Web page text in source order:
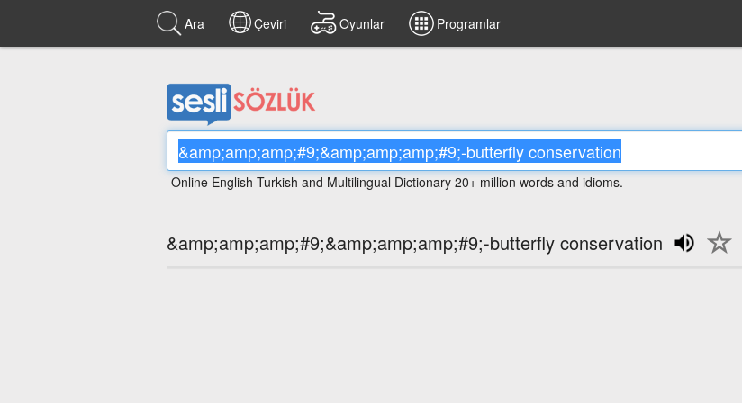
Ara Çeviri Oyunlar Programlar
Online English Turkish and Multilingual Dictionary 20+ million words and idioms.
&amp;amp;amp;#9;&amp;amp;amp;#9;-butterfly conservation